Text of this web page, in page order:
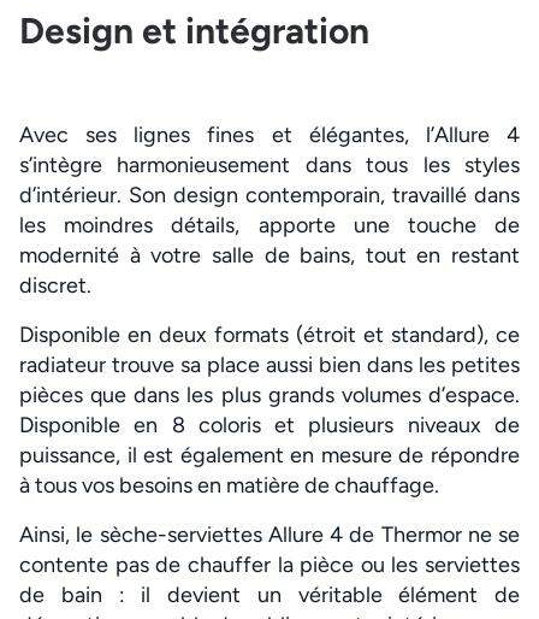
Design et intégration
Avec ses lignes fines et élégantes, l’Allure 4
s’intègre harmonieusement dans tous les styles
d’intérieur. Son design contemporain, travaillé dans
les moindres détails, apporte une touche de
modernité à votre salle de bains, tout en restant
discret.
Disponible en deux formats (étroit et standard), ce
radiateur trouve sa place aussi bien dans les petites
pièces que dans les plus grands volumes d’espace.
Disponible en 8 coloris et plusieurs niveaux de
puissance, il est également en mesure de répondre
à tous vos besoins en matière de chauffage.
Ainsi, le sèche-serviettes Allure 4 de Thermor ne se
contente pas de chauffer la pièce ou les serviettes
de bain : il devient un véritable élément de